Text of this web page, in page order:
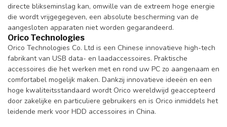
directe blikseminslag kan, omwille van de extreem hoge energie
die wordt vrijgegegeven, een absolute bescherming van de
aangesloten apparaten niet worden gegarandeerd.
Orico Technologies
Orico Technologies Co. Ltd is een Chinese innovatieve high-tech
fabrikant van USB data- en laadaccessoires. Praktische
accessoires die het werken met en rond uw PC zo aangenaam en
comfortabel mogelijk maken. Dankzij innovatieve ideeën en een
hoge kwaliteitsstandaard wordt Orico wereldwijd geaccepteerd
door zakelijke en particuliere gebruikers en is Orico inmiddels het
leidende merk voor HDD accessoires in China.